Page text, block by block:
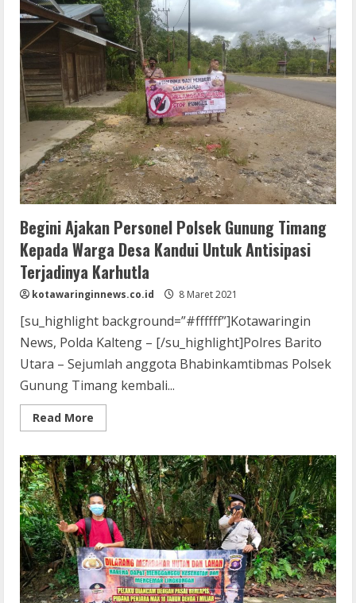
Begini
Pesan
Bhabinkamtimas
Polsek
Gunung
Timang
Kepada
Warga
Desa
Kandui
Begini Ajakan Personel Polsek Gunung Timang
Kepada Warga Desa Kandui Untuk Antisipasi
Terjadinya Karhutla
kotawaringinnews.co.id 8 Maret 2021
[su_highlight background=”#ffffff”]Kotawaringin
News, Polda Kalteng – [/su_highlight]Polres Barito
Utara – Sejumlah anggota Bhabinkamtibmas Polsek
Gunung Timang kembali...
Read More
more
Ajakan
Personel
Polsek
Gunung
Timang
Kepada
Warga
Desa
Kandui
Untuk
Antisipasi
Terjadinya
Karhutla